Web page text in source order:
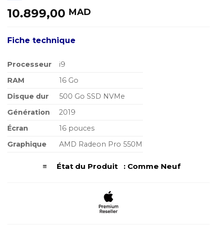
10.899,00 MAD
Fiche technique
Processeur
i9
RAM
16 Go
Disque dur
500 Go SSD NVMe
Génération
2019
Écran
16 pouces
Graphique
AMD Radeon Pro 550M
≡ État du Produit : Comme Neuf